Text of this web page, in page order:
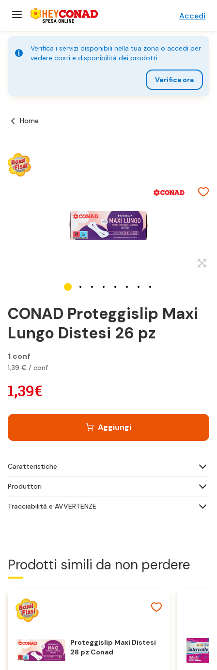
Accedi
Verifica i servizi disponibili nella tua zona o accedi per
vedere costi e disponibilità dei prodotti.
Verifica ora
Home
CONAD Proteggislip Maxi
Lungo Distesi 26 pz
1 conf
1,39 € / conf
1,39€
Aggiungi
Caratteristiche
Produttori
Tracciabilità e AVVERTENZE
Prodotti simili da non perdere
Proteggislip Maxi Distesi
28 pz Conad